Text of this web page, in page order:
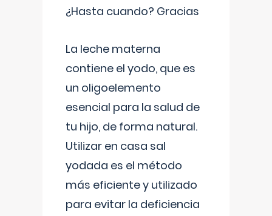
¿Hasta cuando? Gracias
La leche materna
contiene el yodo, que es
un oligoelemento
esencial para la salud de
tu hijo, de forma natural.
Utilizar en casa sal
yodada es el método
más eficiente y utilizado
para evitar la deficiencia